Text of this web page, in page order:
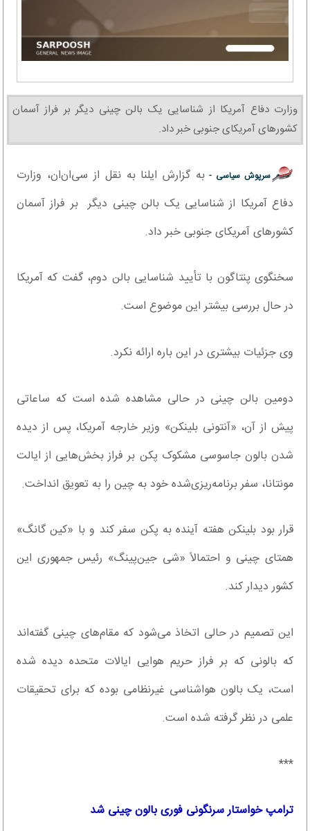
وزارت دفاع آمریکا از شناسایی یک بالن چینی دیگر بر فراز آسمان
کشورهای آمریکای جنوبی خبر داد.
سرپوش سیاسی - به گزارش ایلنا به نقل از سی‌ان‌ان، وزارت
دفاع آمریکا از شناسایی یک بالن چینی دیگر بر فراز آسمان
کشورهای آمریکای جنوبی خبر داد.
سخنگوی پنتاگون با تأیید شناسایی بالن دوم، گفت که آمریکا
در حال بررسی بیشتر این موضوع است.
وی جزئیات بیشتری در این باره ارائه نکرد.
دومین بالن چینی در حالی مشاهده شده است که ساعاتی
پیش از آن، «آنتونی بلینکن» وزیر خارجه آمریکا، پس از دیده
شدن بالون جاسوسی مشکوک پکن بر فراز بخش‌هایی از ایالت
مونتانا، سفر برنامه‌ریزی‌شده خود به چین را به تعویق انداخت.
قرار بود بلینکن هفته آینده به پکن سفر کند و با «کین گانگ»
همتای چینی و احتمالاً «شی جین‌پینگ» رئیس جمهوری این
کشور دیدار کند.
این تصمیم در حالی اتخاذ می‌شود که مقام‌های چینی گفته‌اند
که بالونی که بر فراز حریم هوایی ایالات متحده دیده شده
است، یک بالون هواشناسی غیرنظامی بوده که برای تحقیقات
علمی در نظر گرفته شده است.
***
ترامپ خواستار سرنگونی فوری بالون چینی شد